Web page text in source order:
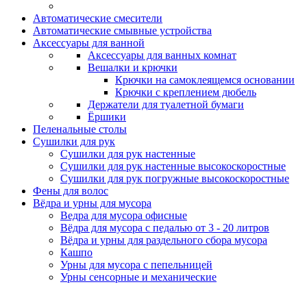
Автоматические смесители
Автоматические смывные устройства
Аксессуары для ванной
Аксессуары для ванных комнат
Вешалки и крючки
Крючки на самоклеящемся основании
Крючки с креплением дюбель
Держатели для туалетной бумаги
Ёршики
Пеленальные столы
Сушилки для рук
Сушилки для рук настенные
Сушилки для рук настенные высокоскоростные
Сушилки для рук погружные высокоскоростные
Фены для волос
Вёдра и урны для мусора
Ведра для мусора офисные
Вёдра для мусора с педалью от 3 - 20 литров
Вёдра и урны для раздельного сбора мусора
Кашпо
Урны для мусора с пепельницей
Урны сенсорные и механические